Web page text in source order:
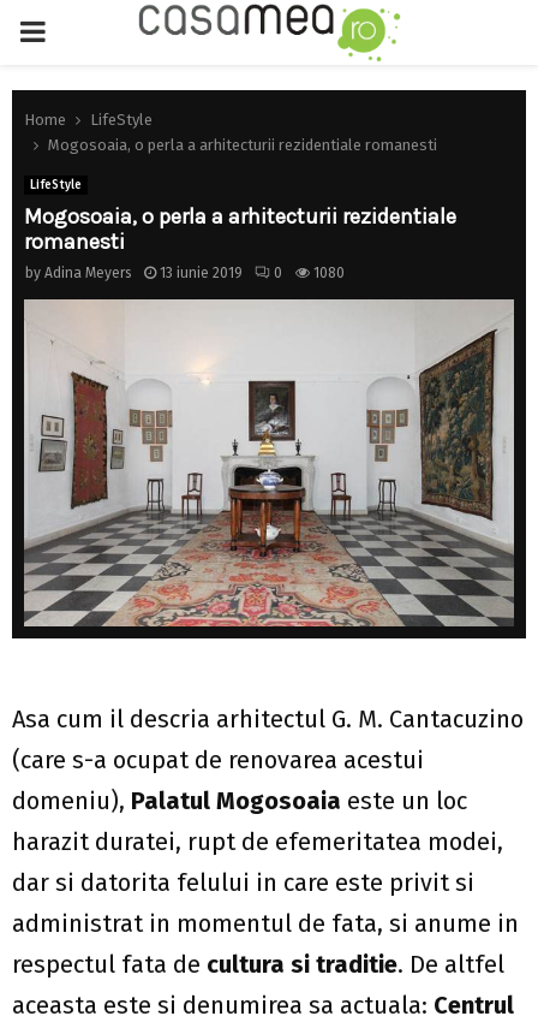
PRIMARY
MENU
Home
LifeStyle
Mogosoaia, o perla a arhitecturii rezidentiale romanesti
LifeStyle
Mogosoaia, o perla a arhitecturii rezidentiale
romanesti
by Adina Meyers 13 iunie 2019 0 1080
Asa cum il descria arhitectul G. M. Cantacuzino
(care s-a ocupat de renovarea acestui
domeniu), Palatul Mogosoaia este un loc
harazit duratei, rupt de efemeritatea modei,
dar si datorita felului in care este privit si
administrat in momentul de fata, si anume in
respectul fata de cultura si traditie. De altfel
aceasta este si denumirea sa actuala: Centrul